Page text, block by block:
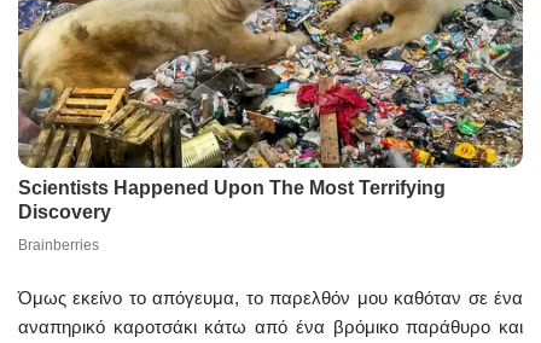
Όμως εκείνο το απόγευμα, το παρελθόν μου καθόταν σε ένα
αναπηρικό καροτσάκι κάτω από ένα βρόμικο παράθυρο και